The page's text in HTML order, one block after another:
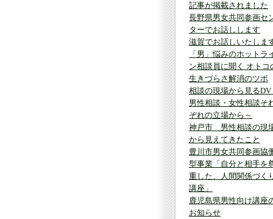
記事が掲載されました
長野県男女共同参画セ
ターでお話しします
滋賀でお話しいたしま
「男」悩みのホットラ
ン相談員に聞く オトコ
生きづらさ解消のツボ
相談の現場から見るDV
男性相談・女性相談そ
ぞれの立場から～
神戸市 男性相談の現
から見えてきたこと
豊川市男女共同参画協
型事業「自分と相手を
重した、人間関係づく
講座」
鹿児島県男性向け講座
お知らせ